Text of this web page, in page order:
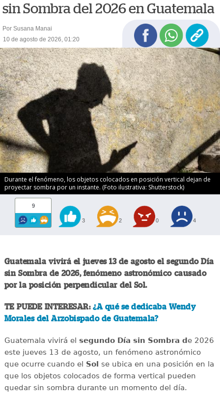
sin Sombra del 2026 en Guatemala
Por Susana Manai
10 de agosto de 2026, 01:20
Durante el fenómeno, los objetos colocados en posición vertical dejan de
proyectar sombra por un instante. (Foto ilustrativa: Shutterstock)
9
3 2 0 4
Guatemala vivirá el jueves 13 de agosto el segundo Día
sin Sombra de 2026, fenómeno astronómico causado
por la posición perpendicular del Sol.
TE PUEDE INTERESAR:¿A qué se dedicaba Wendy
Morales del Arzobispado de Guatemala?
Guatemala vivirá el segundo Día sin Sombra de 2026
este jueves 13 de agosto, un fenómeno astronómico
que ocurre cuando el Sol se ubica en una posición en la
que los objetos colocados de forma vertical pueden
quedar sin sombra durante un momento del día.